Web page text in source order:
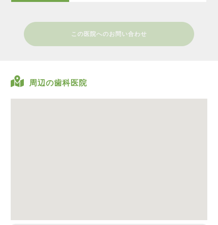
この医院へのお問い合わせ
周辺の歯科医院